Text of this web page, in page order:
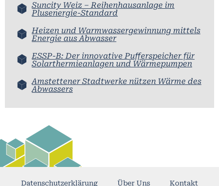
Suncity Weiz – Reihenhausanlage im
Plusenergie-Standard
Heizen und Warmwassergewinnung mittels
Energie aus Abwasser
ESSP-B: Der innovative Pufferspeicher für
Solarthermieanlagen und Wärmepumpen
Amstettener Stadtwerke nützen Wärme des
Abwassers
Datenschutzerklärung Über Uns Kontakt